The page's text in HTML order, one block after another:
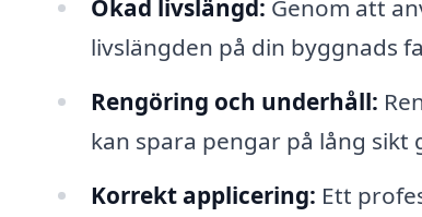
Ökad livslängd: Genom att
livslängden på din byggnads
Rengöring och underhåll:
kan spara pengar på lång
Korrekt applicering: Ett